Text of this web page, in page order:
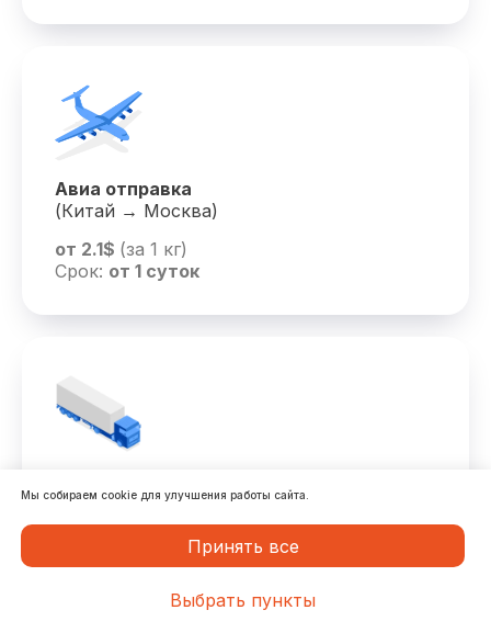
Авиа отправка
(Китай → Москва)
от 2.1$ (за 1 кг)
Срок: от 1 суток
от 15 суток
МЕНЕДЖЕР 24/7
Мы собираем cookie для улучшения работы сайта.
Принять все
Выбрать пункты